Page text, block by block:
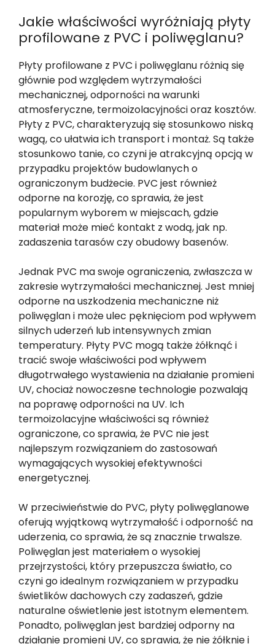
Jakie właściwości wyróżniają płyty
profilowane z PVC i poliwęglanu?
Płyty profilowane z PVC i poliwęglanu różnią się
głównie pod względem wytrzymałości
mechanicznej, odporności na warunki
atmosferyczne, termoizolacyjności oraz kosztów.
Płyty z PVC, charakteryzują się stosunkowo niską
wagą, co ułatwia ich transport i montaż. Są także
stosunkowo tanie, co czyni je atrakcyjną opcją w
przypadku projektów budowlanych o
ograniczonym budżecie. PVC jest również
odporne na korozję, co sprawia, że jest
popularnym wyborem w miejscach, gdzie
materiał może mieć kontakt z wodą, jak np.
zadaszenia tarasów czy obudowy basenów.
Jednak PVC ma swoje ograniczenia, zwłaszcza w
zakresie wytrzymałości mechanicznej. Jest mniej
odporne na uszkodzenia mechaniczne niż
poliwęglan i może ulec pęknięciom pod wpływem
silnych uderzeń lub intensywnych zmian
temperatury. Płyty PVC mogą także żółknąć i
tracić swoje właściwości pod wpływem
długotrwałego wystawienia na działanie promieni
UV, chociaż nowoczesne technologie pozwalają
na poprawę odporności na UV. Ich
termoizolacyjne właściwości są również
ograniczone, co sprawia, że PVC nie jest
najlepszym rozwiązaniem do zastosowań
wymagających wysokiej efektywności
energetycznej.
W przeciwieństwie do PVC, płyty poliwęglanowe
oferują wyjątkową wytrzymałość i odporność na
uderzenia, co sprawia, że są znacznie trwalsze.
Poliwęglan jest materiałem o wysokiej
przejrzystości, który przepuszcza światło, co
czyni go idealnym rozwiązaniem w przypadku
świetlików dachowych czy zadaszeń, gdzie
naturalne oświetlenie jest istotnym elementem.
Ponadto, poliwęglan jest bardziej odporny na
działanie promieni UV, co sprawia, że nie żółknie i